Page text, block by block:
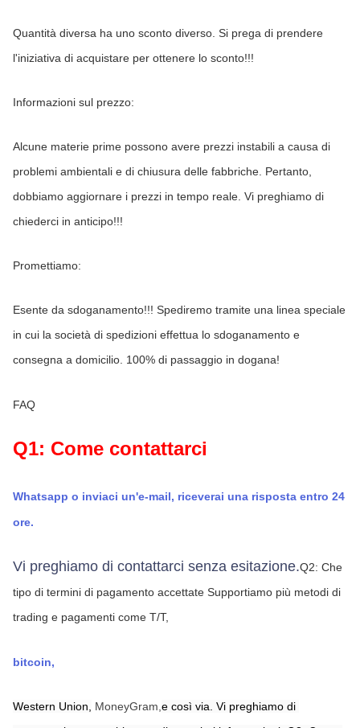
Quantità diversa ha uno sconto diverso. Si prega di prendere
l'iniziativa di acquistare per ottenere lo sconto!!!
Informazioni sul prezzo:
Alcune materie prime possono avere prezzi instabili a causa di
problemi ambientali e di chiusura delle fabbriche. Pertanto,
dobbiamo aggiornare i prezzi in tempo reale. Vi preghiamo di
chiederci in anticipo!!!
Promettiamo:
Esente da sdoganamento!!! Spediremo tramite una linea speciale
in cui la società di spedizioni effettua lo sdoganamento e
consegna a domicilio. 100% di passaggio in dogana!
FAQ
Q1: Come contattarci
Whatsapp o inviaci un'e-mail, riceverai una risposta entro 24
ore.
Vi preghiamo di contattarci senza esitazione.Q2: Che
tipo di termini di pagamento accettate Supportiamo più metodi di
trading e pagamenti come T/T,
bitcoin,
Western Union, MoneyGram,e così via. Vi preghiamo di